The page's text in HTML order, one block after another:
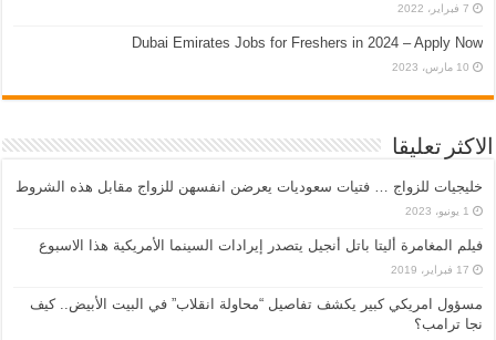
7 فبراير، 2022
Dubai Emirates Jobs for Freshers in 2024 – Apply Now
10 مارس، 2023
الاكثر تعليقا
خليجيات للزواج … فتيات سعوديات يعرضن انفسهن للزواج مقابل هذه الشروط
1 يونيو، 2023
فيلم المغامرة أليتا‭ ‬باتل أنجيل يتصدر إيرادات السينما الأمريكية هذا الاسبوع
17 فبراير، 2019
مسؤول امريكي كبير يكشف تفاصيل “محاولة انقلاب” في البيت الأبيض.. كيف
نجا ترامب؟